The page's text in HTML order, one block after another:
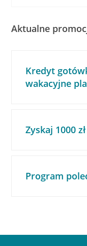
Aktualne
Kredyt
wakacyjne
Zyskaj 1000 zł
Program